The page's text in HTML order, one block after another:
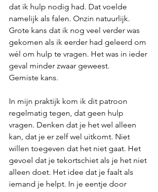
dat ik hulp nodig had. Dat voelde
namelijk als falen. Onzin natuurlijk.
Grote kans dat ik nog veel verder was
gekomen als ik eerder had geleerd om
wél om hulp te vragen. Het was in ieder
geval minder zwaar geweest.
Gemiste kans.
In mijn praktijk kom ik dit patroon
regelmatig tegen, dat geen hulp
vragen. Denken dat je het wel alleen
kan, dat je er zelf wel uitkomt. Niet
willen toegeven dat het niet gaat. Het
gevoel dat je tekortschiet als je het niet
alleen doet. Het idee dat je faalt als
iemand je helpt. In je eentje door